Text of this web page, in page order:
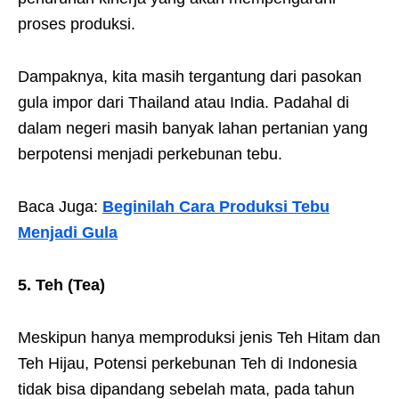
proses produksi.
Dampaknya, kita masih tergantung dari pasokan
gula impor dari Thailand atau India. Padahal di
dalam negeri masih banyak lahan pertanian yang
berpotensi menjadi perkebunan tebu.
Baca Juga: Beginilah Cara Produksi Tebu
Menjadi Gula
5. Teh (Tea)
Meskipun hanya memproduksi jenis Teh Hitam dan
Teh Hijau, Potensi perkebunan Teh di Indonesia
tidak bisa dipandang sebelah mata, pada tahun